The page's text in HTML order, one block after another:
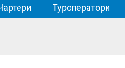
Туроператори